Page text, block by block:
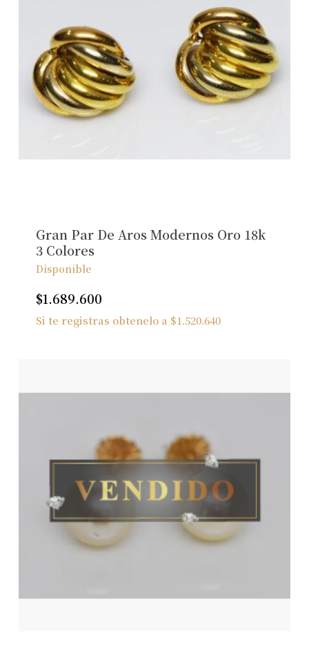
Gran Par De Aros Modernos Oro 18k
3 Colores
Disponible
$1.689.600
Si te registras obtenelo a $1.520.640